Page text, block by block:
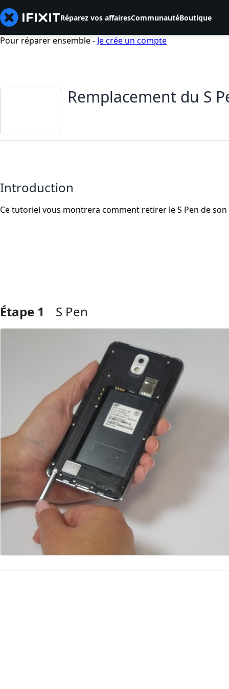
Réparez vos affairesCommunautéBoutique
Pour réparer ensemble - Je crée un compte
Remplacement du S
Introduction
Ce tutoriel vous montrera comment retirer le S Pen de
Étape 1 S Pen